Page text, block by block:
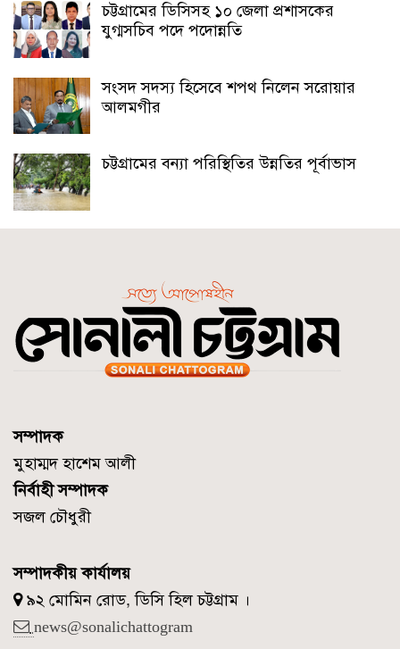
চট্টগ্রামের ডিসিসহ ১০ জেলা প্রশাসকের
যুগ্মসচিব পদে পদোন্নতি
সংসদ সদস্য হিসেবে শপথ নিলেন সরোয়ার
আলমগীর
চট্টগ্রামের বন্যা পরিস্থিতির উন্নতির পূর্বাভাস
সম্পাদক
মুহাম্মদ হাশেম আলী
নির্বাহী সম্পাদক
সজল চৌধুরী
সম্পাদকীয় কার্যালয়
৯২ মোমিন রোড, ডিসি হিল চট্টগ্রাম ।
news@sonalichattogram